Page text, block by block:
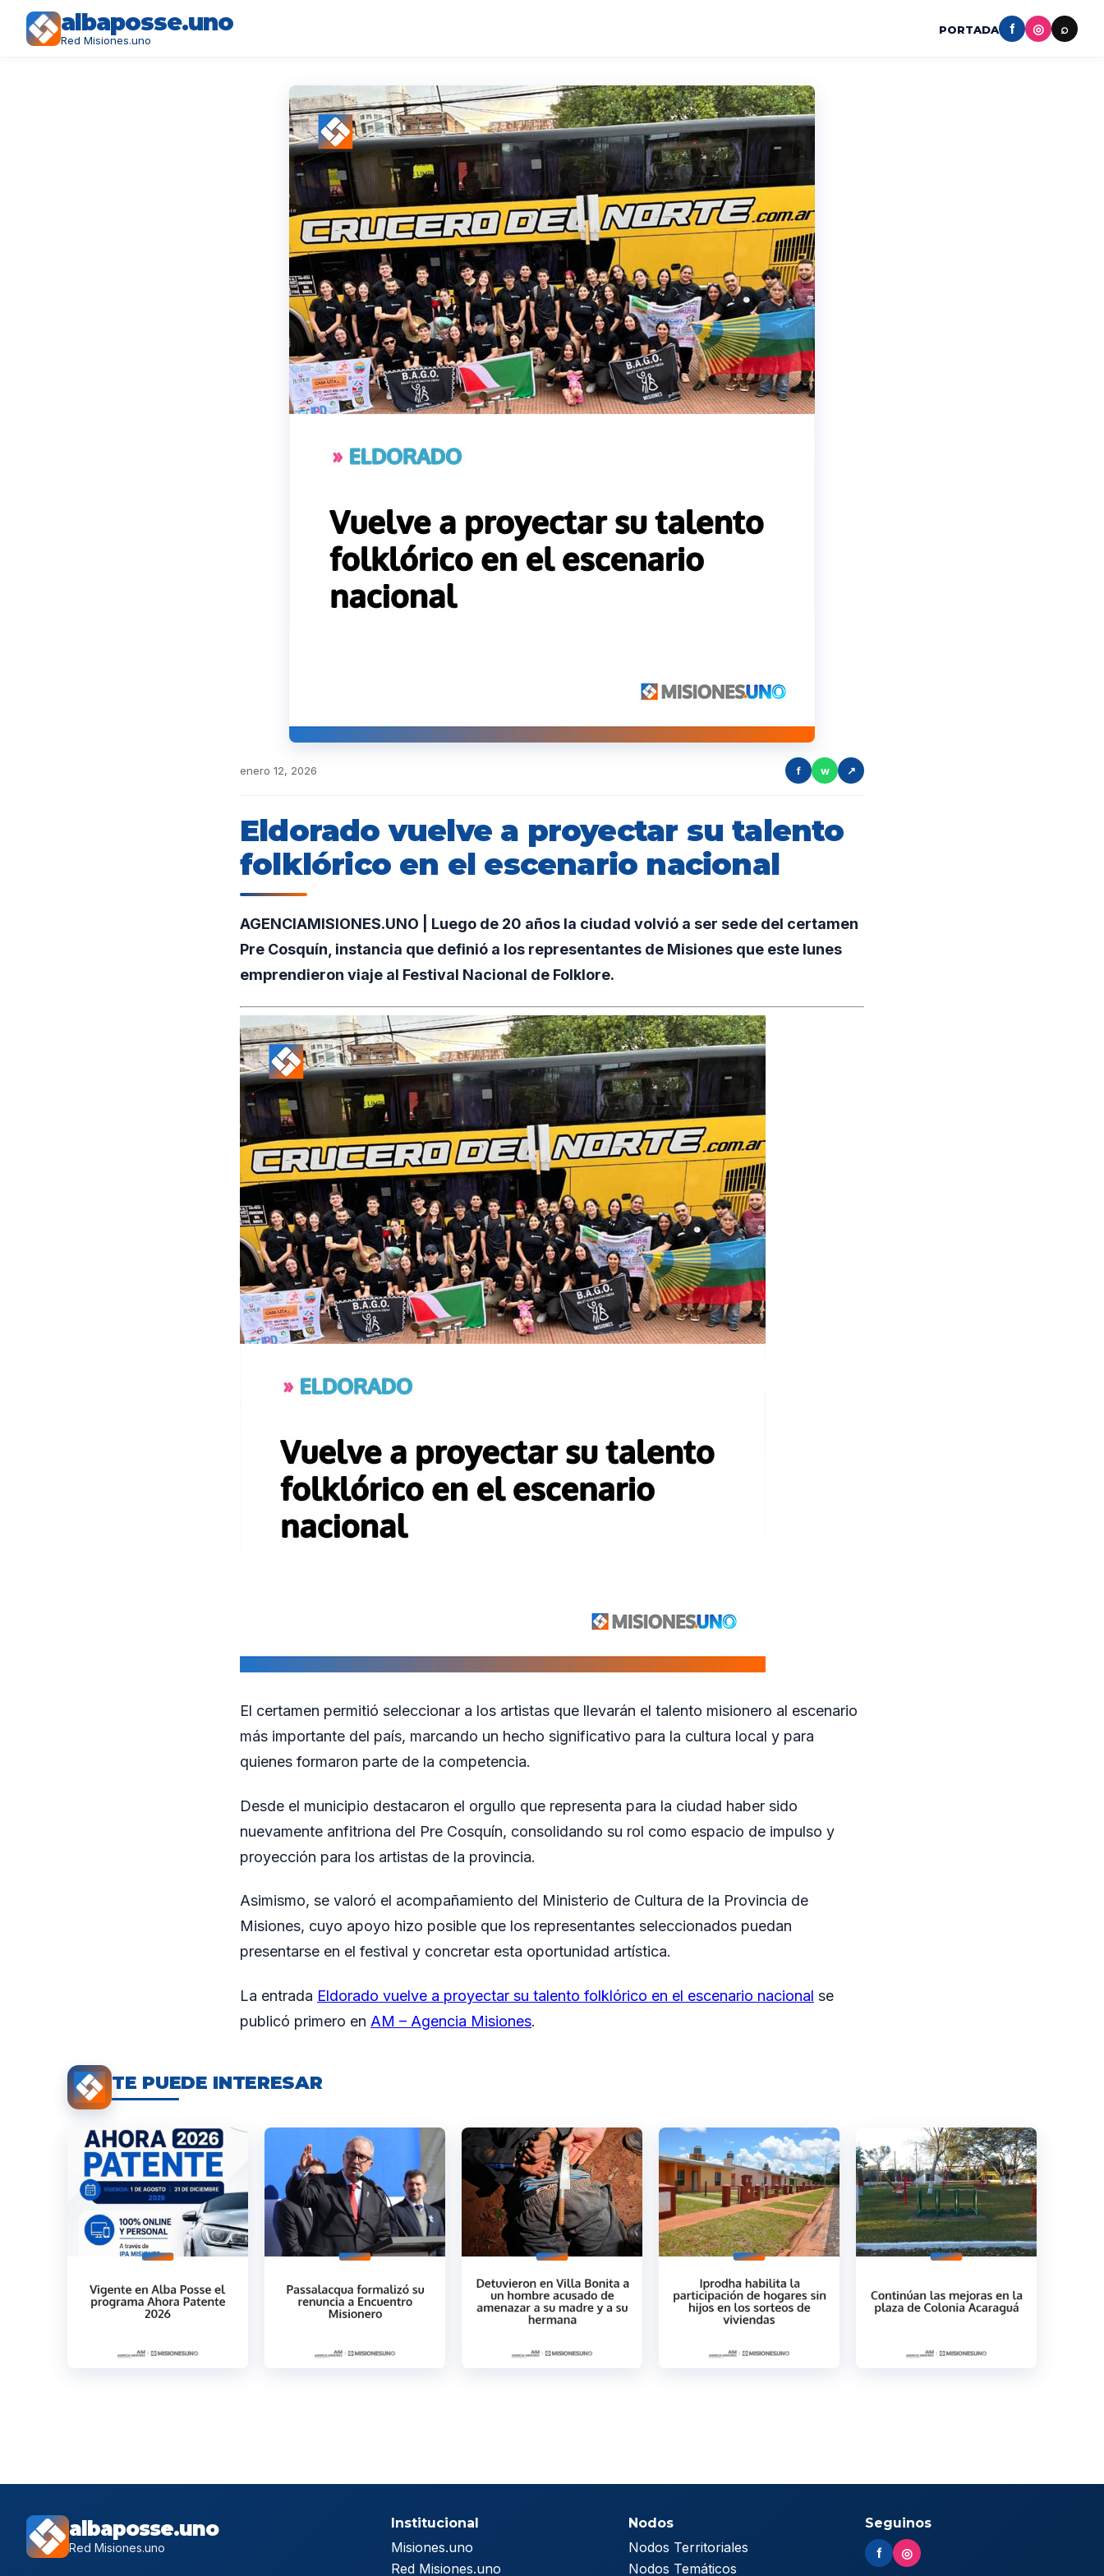
albaposse.uno
Red Misiones.uno
PORTADA f ◎ ⌕
enero 12, 2026 f w ↗
Eldorado vuelve a proyectar su talento
folklórico en el escenario nacional
AGENCIAMISIONES.UNO | Luego de 20 años la ciudad volvió a ser sede del certamen
Pre Cosquín, instancia que definió a los representantes de Misiones que este lunes
emprendieron viaje al Festival Nacional de Folklore.
El certamen permitió seleccionar a los artistas que llevarán el talento misionero al escenario
más importante del país, marcando un hecho significativo para la cultura local y para
quienes formaron parte de la competencia.
Desde el municipio destacaron el orgullo que representa para la ciudad haber sido
nuevamente anfitriona del Pre Cosquín, consolidando su rol como espacio de impulso y
proyección para los artistas de la provincia.
Asimismo, se valoró el acompañamiento del Ministerio de Cultura de la Provincia de
Misiones, cuyo apoyo hizo posible que los representantes seleccionados puedan
presentarse en el festival y concretar esta oportunidad artística.
La entrada Eldorado vuelve a proyectar su talento folklórico en el escenario nacional se
publicó primero en AM – Agencia Misiones.
TE PUEDE INTERESAR
albaposse.uno
Red Misiones.uno
Institucional
Misiones.uno
Red Misiones.uno
Nodos
Nodos Territoriales
Nodos Temáticos
Seguinos
f ◎